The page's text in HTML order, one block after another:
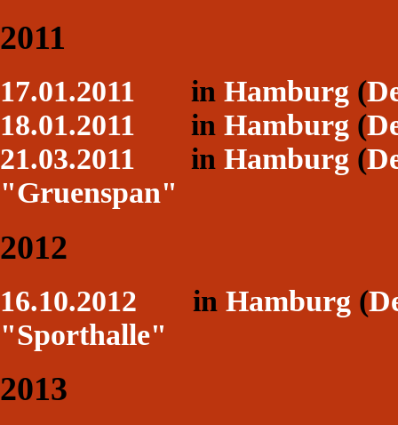
2011
17.01.2011 in Hamburg (
18.01.2011 in Hamburg (
21.03.2011 in Hamburg (
"Gruenspan"
2012
16.10.2012 in Hamburg (
"Sporthalle"
2013